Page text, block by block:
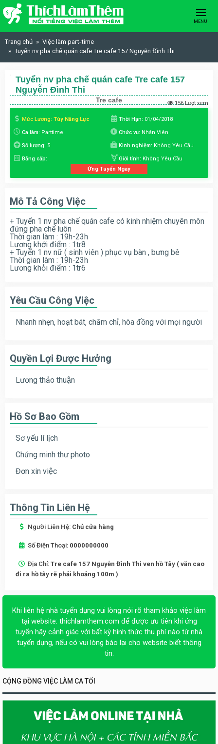
Skip to content
MENU
Trang chủ
Việc làm part-time
Tuyển nv pha chế quán cafe Tre cafe 157 Nguyễn Đình Thi
Tuyển nv pha chế quán cafe Tre cafe 157
Nguyễn Đình Thi
Tre cafe 156 Lượt xem
Mức Lương: Tùy Năng Lực Thời Hạn: 01/04/2018
Ca làm: Parttime Chức vụ: Nhân Viên
Số lượng: 5 Kinh nghiệm: Không Yêu Cầu
Bằng cấp: Giới tính: Không Yêu Cầu
Ứng Tuyển Ngay
Mô Tả Công Việc
+ Tuyển 1 nv pha chế quán cafe có kinh nhiệm chuyên môn
đứng pha chế luôn
Thời gian làm : 19h-23h
Lương khởi điểm : 1tr8
+ Tuyển 1 nv nữ ( sinh viên ) phục vụ bàn , bưng bê
Thời gian làm : 19h-23h
Lương khỏi điểm : 1tr6
Yêu Cầu Công Việc
Nhanh nhẹn, hoạt bát, chăm chỉ, hòa đồng với mọi người
Quyền Lợi Được Hưởng
Lương thảo thuận
Hồ Sơ Bao Gồm
Sơ yếu lí lịch
Chứng minh thư photo
Đơn xin việc
Thông Tin Liên Hệ
Người Liên Hệ: Chủ cửa hàng
Số Điện Thoại: 0000000000
Địa Chỉ: Tre cafe 157 Nguyễn Đình Thi ven hồ Tây ( văn cao
đi ra hồ tây rẽ phải khoảng 100m )
Khi liên hệ nhà tuyển dụng vui lòng nói rõ tham khảo việc làm
tại website: thichlamthem.com để được ưu tiên khi ứng
tuyển hãy cảnh giác với bất kỳ hình thức thu phí nào từ nhà
tuyển dụng, nếu có vui lòng báo lại cho website biết thông
tin.
CỘNG ĐỒNG VIỆC LÀM CA TỐI